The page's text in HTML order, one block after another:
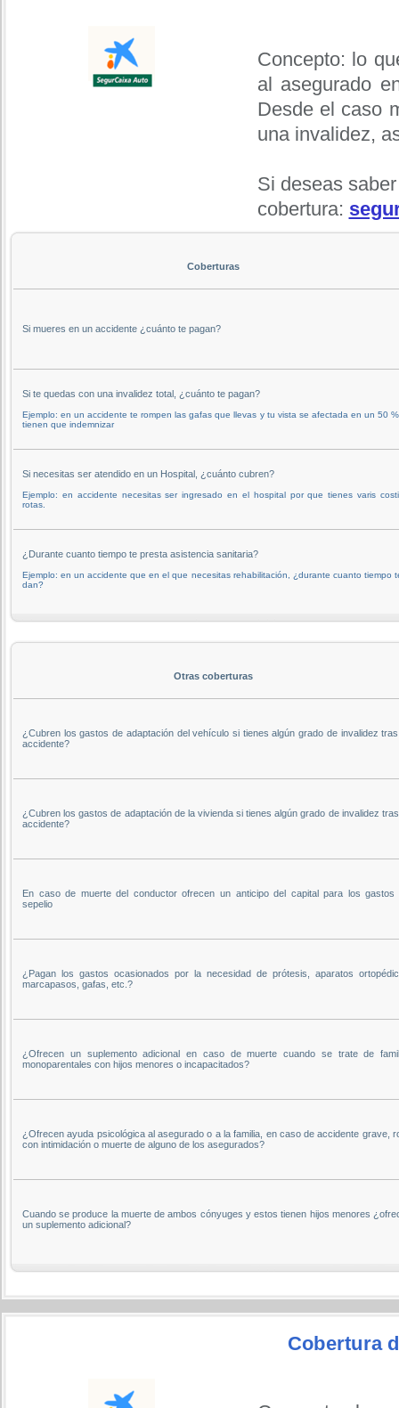
Concepto: lo
al asegurado
Desde el caso
una invalidez,
Si deseas
cobertura:
Coberturas
Si mueres en un accidente ¿cuánto te pagan?
Si te quedas con una invalidez total, ¿cuánto te pagan?
Ejemplo: en un accidente te rompen las gafas que llevas y tu vista se afectada en un 50
tienen que indemnizar
Si necesitas ser atendido en un Hospital, ¿cuánto cubren?
Ejemplo: en accidente necesitas ser ingresado en el hospital por que tienes varis
rotas.
¿Durante cuanto tiempo te presta asistencia sanitaria?
Ejemplo: en un accidente que en el que necesitas rehabilitación, ¿durante cuanto tiempo
dan?
Otras coberturas
¿Cubren los gastos de adaptación del vehículo si tienes algún grado de invalidez
accidente?
¿Cubren los gastos de adaptación de la vivienda si tienes algún grado de invalidez
accidente?
En caso de muerte del conductor ofrecen un anticipo del capital para los gastos
sepelio
¿Pagan los gastos ocasionados por la necesidad de prótesis, aparatos
marcapasos, gafas, etc.?
¿Ofrecen un suplemento adicional en caso de muerte cuando se trate de
monoparentales con hijos menores o incapacitados?
¿Ofrecen ayuda psicológica al asegurado o a la familia, en caso de accidente grave,
con intimidación o muerte de alguno de los asegurados?
Cuando se produce la muerte de ambos cónyuges y estos tienen hijos menores
un suplemento adicional?
Cobertura